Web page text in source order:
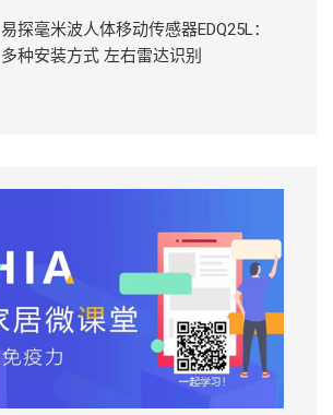
易探毫米波人体移动传感器EDQ25L：
多种安装方式 左右雷达识别